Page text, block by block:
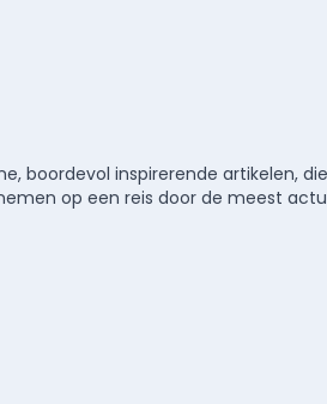
boordevol inspirerende artikelen,
op een reis door de meest